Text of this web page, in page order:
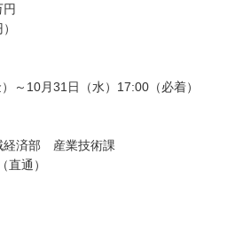
～10月31日（水）17:00（必着）
済部 産業技術課
通）